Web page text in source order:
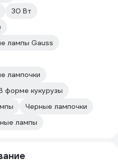
30 Вт
лампы Gauss
лампочки
форме кукурузы
Черные лампочки
лампы